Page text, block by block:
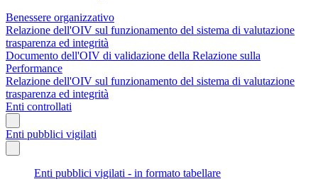
Benessere organizzativo
Relazione dell'OIV sul funzionamento del sistema di valutazione
trasparenza ed integrità
Documento dell'OIV di validazione della Relazione sulla
Performance
Relazione dell'OIV sul funzionamento del sistema di valutazione
trasparenza ed integrità
Enti controllati
Enti pubblici vigilati
Enti pubblici vigilati - in formato tabellare